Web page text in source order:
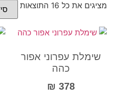
מציגים את כל ⁦16⁩ התוצאות
שימלת עפרוני אפור
כהה
378
₪